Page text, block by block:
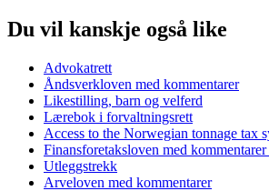
Du vil kanskje også like
Advokatrett
Åndsverkloven med kommentarer
Likestilling, barn og velferd
Lærebok i forvaltningsrett
Access to the Norwegian tonnage tax
Finansforetaksloven med kommentarer
Utleggstrekk
Arveloven med kommentarer